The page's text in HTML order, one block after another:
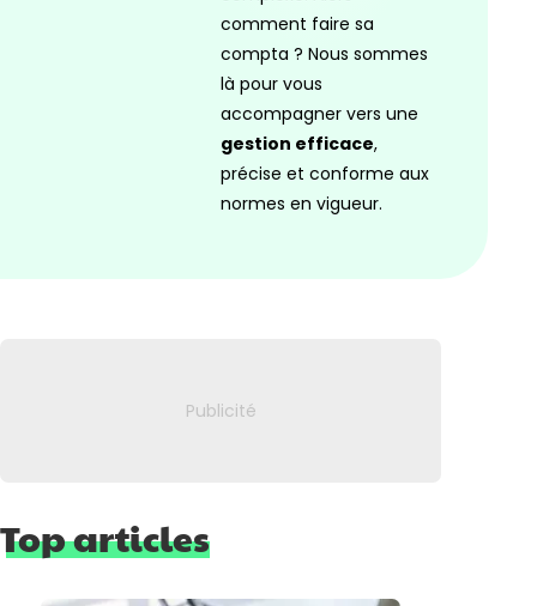
comment faire sa
compta ? Nous sommes
là pour vous
accompagner vers une
gestion efficace,
précise et conforme aux
normes en vigueur.
Top articles